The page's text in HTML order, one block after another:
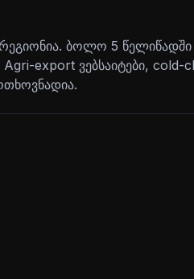
ბოლო 5
export ვებსაიტები, cold-